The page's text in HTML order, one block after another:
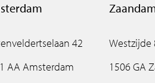
42
AA Amsterdam
Westzijde
1506 GA